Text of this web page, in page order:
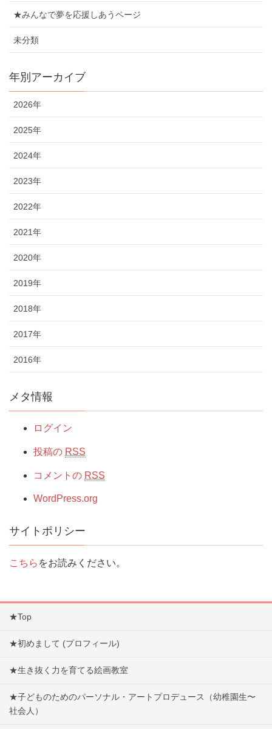
★みんなで夢を応援しあうページ
未分類
年別アーカイブ
2026年
2025年
2024年
2023年
2022年
2021年
2020年
2019年
2018年
2017年
2016年
メタ情報
ログイン
投稿の RSS
コメントの RSS
WordPress.org
サイトポリシー
こちら をお読みください。
★Top
★初めまして (プロフィール)
★生き抜く力を育てる絵画教室
★子どものためのパーソナル・アートプロデュース（幼稚園生〜
社会人）